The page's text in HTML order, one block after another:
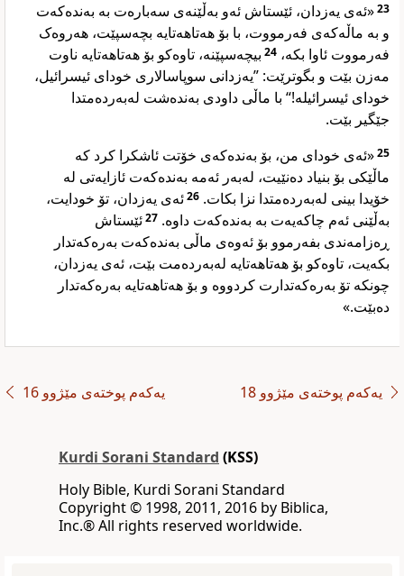
23«ئەی یەزدان، ئێستاش ئەو بەڵێنەی سەبارەت بە بەندەکەت
و بە ماڵەکەی فەرمووت، با بۆ هەتاهەتایە بچەسپێت، هەروەک
فەرمووت ئاوا بکە، 24 بیچەسپێنە، تاوەکو بۆ هەتاهەتایە ناوت
مەزن بێت و بگوترێت: ”یەزدانی سوپاسالاری خودای ئیسرائیل،
خودای ئیسرائیلە!“ با ماڵی داودی بەندەشت لەبەردەمتدا
جێگیر بێت.
25«ئەی خودای من، بۆ بەندەکەی خۆتت ئاشکرا کرد کە
ماڵێکی بۆ بنیاد دەنێیت، لەبەر ئەمە بەندەکەت ئازایەتی لە
خۆیدا بینی لەبەردەمتدا نزا بکات. 26ئەی یەزدان، تۆ خودایت،
بەڵێنی ئەم چاکەیەت بە بەندەکەت داوە. 27ئێستاش
ڕەزامەندی بفەرموو بۆ ئەوەی ماڵی بەندەکەت بەرەکەتدار
بکەیت، تاوەکو بۆ هەتاهەتایە لەبەردەمت بێت، ئەی یەزدان،
چونکە تۆ بەرەکەتدارت کردووە و بۆ هەتاهەتایە بەرەکەتدار
دەبێت.»
یەکەم پوختەی مێژوو 16 یەکەم پوختەی مێژوو 18
Kurdi Sorani Standard (KSS)
Holy Bible, Kurdi Sorani Standard
‪Copyright © 1998, 2011, 2016 by Biblica,
Inc‎.‎®‎‎ ‪All rights reserved worldwide‎.